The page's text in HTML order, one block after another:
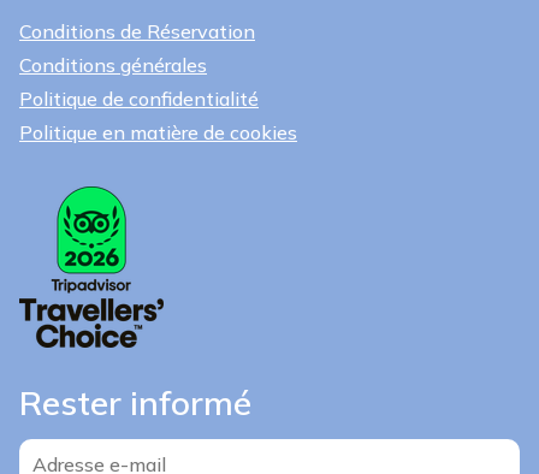
Conditions de Réservation
Conditions générales
Politique de confidentialité
Politique en matière de cookies
Rester informé